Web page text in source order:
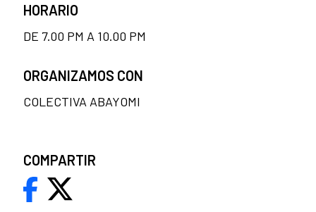
HORARIO
DE 7.00 PM A 10.00 PM
ORGANIZAMOS CON
COLECTIVA ABAYOMI
COMPARTIR